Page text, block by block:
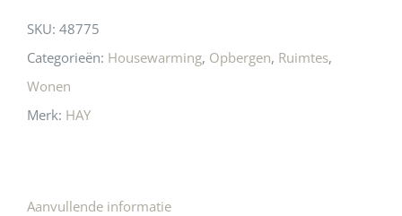
SKU: 48775
Categorieën: Housewarming, Opbergen, Ruimtes,
Wonen
Merk: HAY
Aanvullende informatie